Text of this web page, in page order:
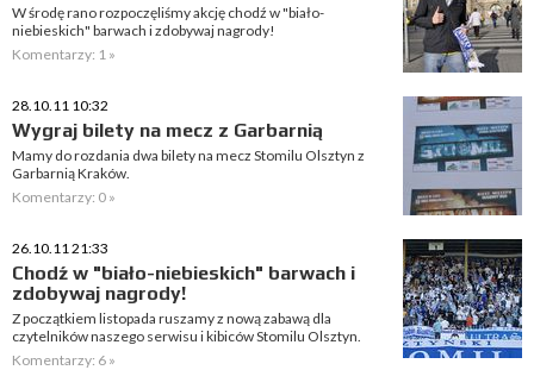
W środę rano rozpoczęliśmy akcję chodź w "biało-
niebieskich" barwach i zdobywaj nagrody!
Komentarzy: 1 »
28.10.11 10:32
Wygraj bilety na mecz z Garbarnią
Mamy do rozdania dwa bilety na mecz Stomilu Olsztyn z
Garbarnią Kraków.
Komentarzy: 0 »
26.10.11 21:33
Chodź w "biało-niebieskich" barwach i
zdobywaj nagrody!
Z początkiem listopada ruszamy z nową zabawą dla
czytelników naszego serwisu i kibiców Stomilu Olsztyn.
Komentarzy: 6 »